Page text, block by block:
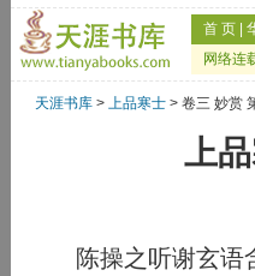
首 页
网络连
天涯书库 > 上品寒士 > 卷三 妙赏
上
陈操之听谢玄语